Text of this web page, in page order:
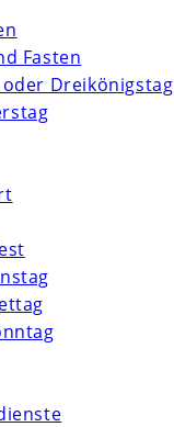
Fasten
Dreikönigstag